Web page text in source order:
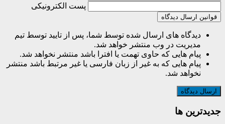
پست الکترونیکی
قوانین ارسال دیدگاه
دیدگاه های ارسال شده توسط شما، پس از تایید توسط تیم
مدیریت در وب منتشر خواهد شد.
پیام هایی که حاوی تهمت یا افترا باشد منتشر نخواهد شد.
پیام هایی که به غیر از زبان فارسی یا غیر مرتبط باشد منتشر
نخواهد شد.
جديدترين ها